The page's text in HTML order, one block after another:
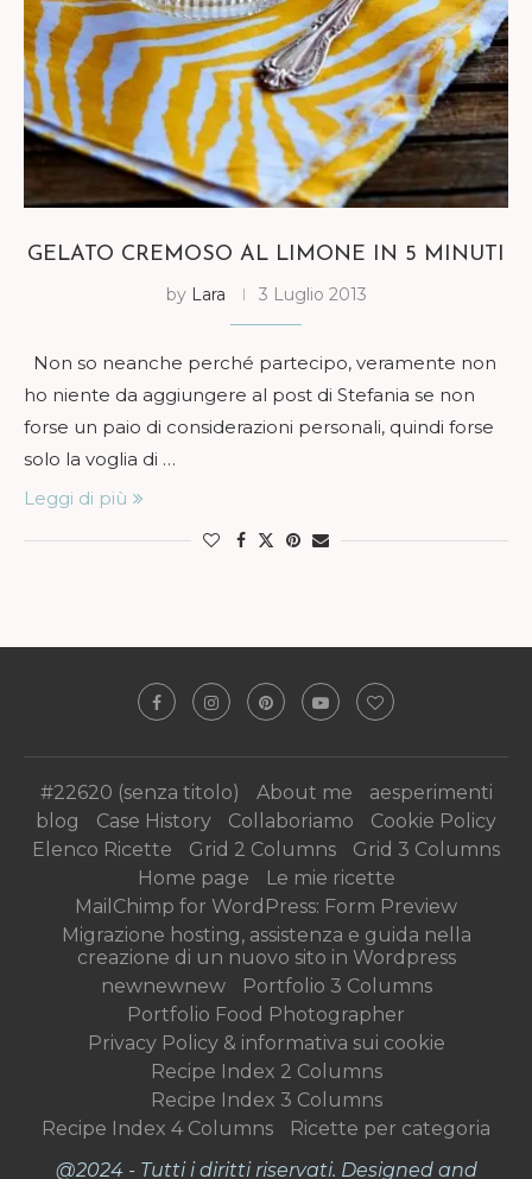
GELATO CREMOSO AL LIMONE IN 5 MINUTI
by Lara 3 Luglio 2013
Non so neanche perché partecipo, veramente non
ho niente da aggiungere al post di Stefania se non
forse un paio di considerazioni personali, quindi forse
solo la voglia di …
Leggi di più
#22620 (senza titolo) About me
aesperimenti
blog
Case History Collaboriamo
Cookie Policy
Elenco Ricette
Grid 2 Columns
Grid 3 Columns
Home page
Le mie ricette
MailChimp for WordPress: Form Preview
Migrazione hosting, assistenza e guida nella
creazione di un nuovo sito in Wordpress
newnewnew
Portfolio 3 Columns
Portfolio Food Photographer
Privacy Policy & informativa sui cookie
Recipe Index 2 Columns
Recipe Index 3 Columns
Recipe Index 4 Columns
Ricette per categoria
@2024 - Tutti i diritti riservati. Designed and